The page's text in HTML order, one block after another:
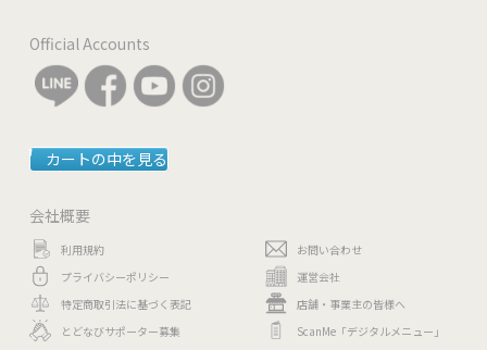
Official Accounts
カートの中を見る
会社概要
利用規約
プライバシーポリシー
特定商取引法に基づく表記
とどなびサポーター募集
お問い合わせ
運営会社
店舗・事業主の皆様へ
ScanMe「デジタルメニュー」